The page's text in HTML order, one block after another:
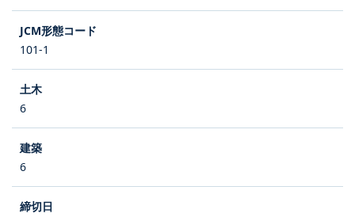
101-1
6
6